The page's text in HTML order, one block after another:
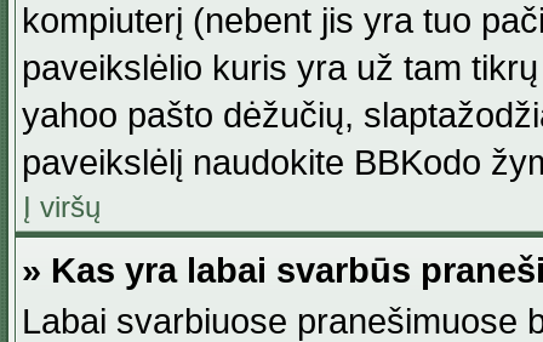
kompiuterį (nebent jis yra tuo
paveikslėlio kuris yra už tam
yahoo pašto dėžučių,
paveikslėlį naudokite BBKodo
Į viršų
» Kas yra labai svarbūs
Labai svarbiuose pranešimuose